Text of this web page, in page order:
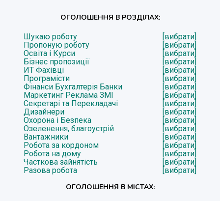
ОГОЛОШЕННЯ В РОЗДІЛАХ:
Шукаю роботу
[вибрати]
Пропоную роботу
[вибрати]
Освіта і Курси
[вибрати]
Бізнес пропозиції
[вибрати]
ИТ Фахівці
[вибрати]
Програмісти
[вибрати]
Фінанси Бухгалтерія Банки
[вибрати]
Маркетинг Реклама ЗМІ
[вибрати]
Секретарі та Перекладачі
[вибрати]
Дизайнери
[вибрати]
Охорона і Безпека
[вибрати]
Озеленення, благоустрій
[вибрати]
Вантажники
[вибрати]
Робота за кордоном
[вибрати]
Робота на дому
[вибрати]
Часткова зайнятість
[вибрати]
Разова робота
[вибрати]
ОГОЛОШЕННЯ В МІСТАХ: